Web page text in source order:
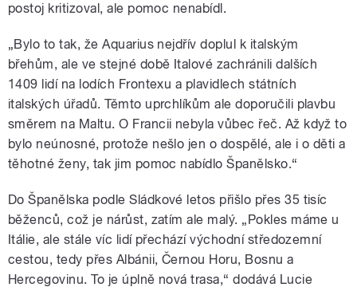
postoj kritizoval, ale pomoc nenabídl.
„Bylo to tak, že Aquarius nejdřív doplul k italským
břehům, ale ve stejné době Italové zachránili dalších
1409 lidí na lodích Frontexu a plavidlech státních
italských úřadů. Těmto uprchlíkům ale doporučili plavbu
směrem na Maltu. O Francii nebyla vůbec řeč. Až když to
bylo neúnosné, protože nešlo jen o dospělé, ale i o děti a
těhotné ženy, tak jim pomoc nabídlo Španělsko.“
Do Španělska podle Sládkové letos přišlo přes 35 tisíc
běženců, což je nárůst, zatím ale malý. „Pokles máme u
Itálie, ale stále víc lidí přechází východní středozemní
cestou, tedy přes Albánii, Černou Horu, Bosnu a
Hercegovinu. To je úplně nová trasa,“ dodává Lucie